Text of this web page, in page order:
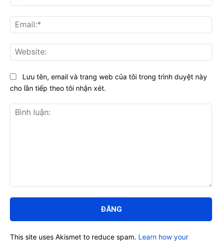
luận:
Lưu tên, email và trang web của tôi trong trình duyệt này
cho lần tiếp theo tôi nhận xét.
This site uses Akismet to reduce spam. Learn how your